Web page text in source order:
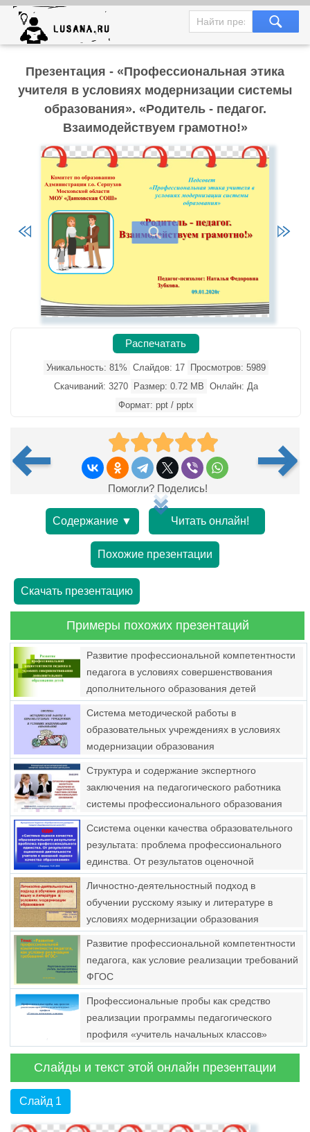
Презентация - «Профессиональная этика
учителя в условиях модернизации системы
образования». «Родитель - педагог.
Взаимодействуем грамотно!»
Распечатать
Уникальность: 81% Слайдов: 17
Просмотров: 5989
Скачиваний: 3270
Размер: 0.72 MB Онлайн: Да
Формат: ppt / pptx
Помогли? Поделись!
Содержание ▼ Читать онлайн!
Похожие презентации
Скачать презентацию
Примеры похожих презентаций
Развитие профессиональной компетентности
педагога в условиях совершенствования
дополнительного образования детей
Система методической работы в
образовательных учреждениях в условиях
модернизации образования
Структура и содержание экспертного
заключения на педагогического работника
системы профессионального образования
Ссистема оценки качества образовательного
результата: проблема профессионального
единства. От результатов оценочной
качества образования
Личностно-деятельностный подход в
обучении русскому языку и литературе в
условиях модернизации образования
Развитие профессиональной компетентности
педагога, как условие реализации требований
ФГОС
Профессиональные пробы как средство
реализации программы педагогического
профиля «учитель начальных классов»
Слайды и текст этой онлайн презентации
Слайд 1